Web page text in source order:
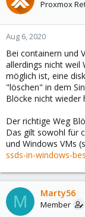
Proxmox
Aug 6, 2020
Bei containern und
allerdings nicht weil
möglich ist, eine
"löschen" in dem
Blöcke nicht wieder
Der richtige Weg
Das gilt sowohl für
und Windows VMs
ssds-in-windows-
M Marty56
Member